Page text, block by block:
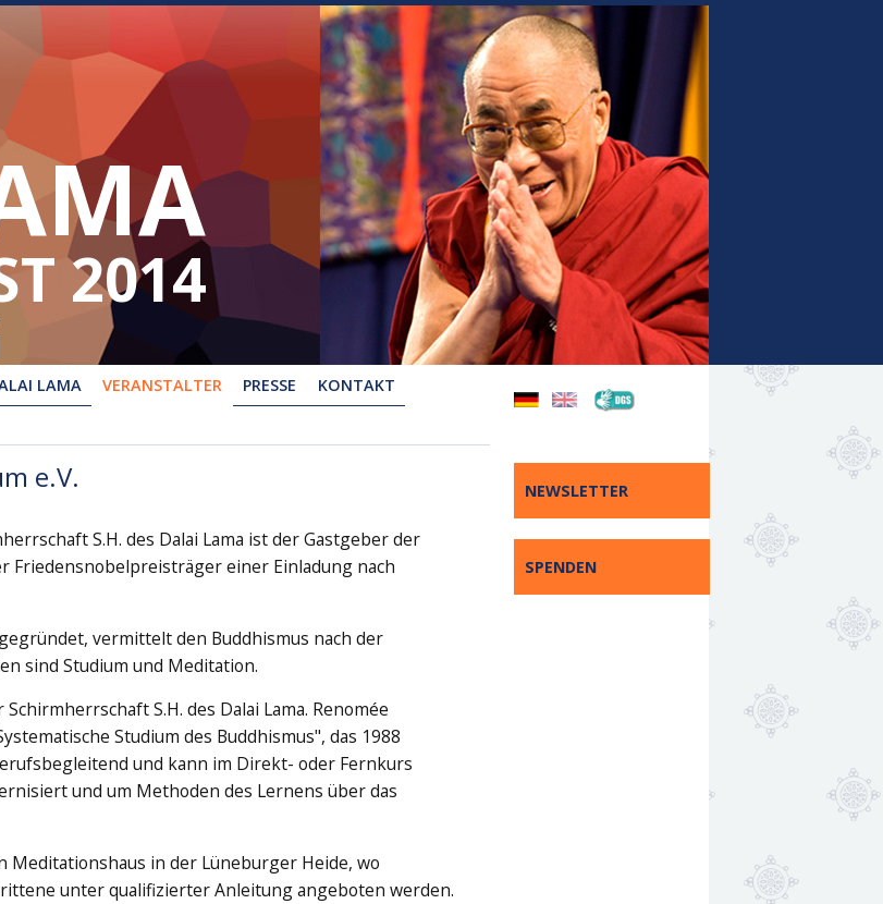
2014
LAMA VERANSTALTER PRESSE KONTAKT
NEWSLETTER
SPENDEN
e.V.
S.H. des Dalai Lama ist der Gastgeber der
Friedensnobelpreisträger einer Einladung nach
vermittelt den Buddhismus nach der
sind Studium und Meditation.
S.H. des Dalai Lama. Renomée
Studium des Buddhismus", das 1988
und kann im Direkt- oder Fernkurs
und um Methoden des Lernens über das
in der Lüneburger Heide, wo
unter qualifizierter Anleitung angeboten werden.